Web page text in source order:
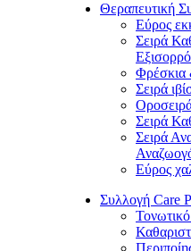
Θεραπευτική
Εύρος
Σειρά
Φρέσκια
Σειρά
Σειρά
Σειρά
Εύρος
Συλλογή Care